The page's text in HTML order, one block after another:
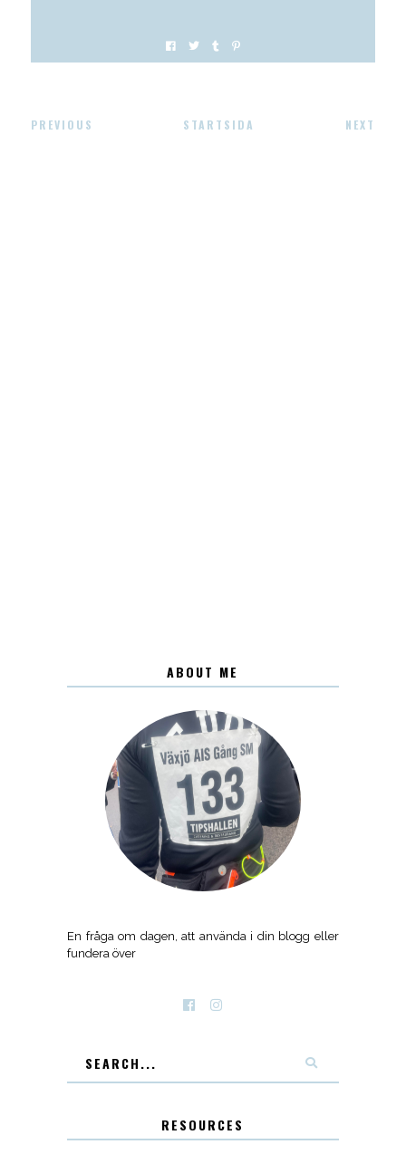
PREVIOUS STARTSIDA NEXT
ABOUT ME
En fråga om dagen, att använda i din blogg eller
fundera över
RESOURCES